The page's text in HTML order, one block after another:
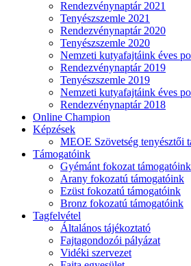
Rendezvénynaptár 2021
Tenyészszemle 2021
Rendezvénynaptár 2020
Tenyészszemle 2020
Nemzeti kutyafajtáink éves
Rendezvénynaptár 2019
Tenyészszemle 2019
Nemzeti kutyafajtáink éves
Rendezvénynaptár 2018
Online Champion
Képzések
MEOE Szövetség tenyésztői
Támogatóink
Gyémánt fokozat támogatóink
Arany fokozatú támogatóink
Ezüst fokozatú támogatóink
Bronz fokozatú támogatóink
Tagfelvétel
Általános tájékoztató
Fajtagondozói pályázat
Vidéki szervezet